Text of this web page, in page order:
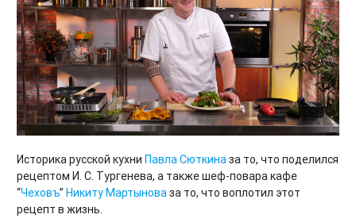
Историка русской кухни Павла Сюткиназа то, что поделился
рецептом И. С. Тургенева, а также шеф-повара кафе
“Чеховъ” Никиту Мартыноваза то, что воплотил этот
рецепт в жизнь.